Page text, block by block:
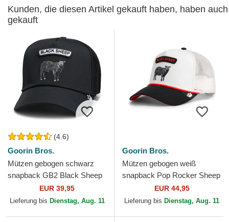
Kunden, die diesen Artikel gekauft haben, haben auch
gekauft
(4.6)
Goorin Bros.
Mützen gebogen schwarz
snapback GB2 Black Sheep
The Rocker The Farm Goorin
Bros.
EUR 39,95
Lieferung bis Dienstag, Aug. 11
Goorin Bros.
Mützen gebogen weiß
snapback Pop Rocker Sheep
The Farm Goorin Bros.
EUR 44,95
Lieferung bis Dienstag, Aug. 11